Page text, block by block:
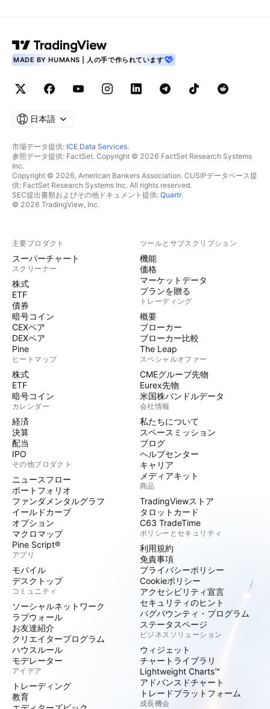
MADE BY HUMANS | 人の手で作られています
日本語
市場データ提供: ICE Data Services.
参照データ提供: FactSet. Copyright © 2026 FactSet Research Systems
Inc.
Copyright © 2026, American Bankers Association. CUSIPデータベース提
供: FactSet Research Systems Inc. All rights reserved.
SEC提出書類およびその他ドキュメント提供: Quartr.
© 2026 TradingView, Inc.
主要プロダクト
スーパーチャート
スクリーナー
株式
ETF
債券
暗号コイン
CEXペア
DEXペア
Pine
ヒートマップ
株式
ETF
暗号コイン
カレンダー
経済
決算
配当
IPO
その他プロダクト
ニュースフロー
ポートフォリオ
ファンダメンタルグラフ
イールドカーブ
オプション
マクロマップ
Pine Script®
アプリ
モバイル
デスクトップ
コミュニティ
ソーシャルネットワーク
ラブウォール
お友達紹介
クリエイタープログラム
ハウスルール
モデレーター
アイデア
トレーディング
教育
ツールとサブスクリプション
機能
価格
マーケットデータ
プランを贈る
トレーディング
概要
ブローカー
ブローカー比較
The Leap
スペシャルオファー
CMEグループ先物
Eurex先物
米国株バンドルデータ
会社情報
私たちについて
スペースミッション
ブログ
ヘルプセンター
キャリア
メディアキット
商品
TradingViewストア
タロットカード
C63 TradeTime
ポリシーとセキュリティ
利用規約
免責事項
プライバシーポリシー
Cookieポリシー
アクセシビリティ宣言
セキュリティのヒント
バグバウンティ・プログラム
ステータスページ
ビジネスソリューション
ウィジェット
チャートライブラリ
Lightweight Charts™
アドバンスドチャート
トレードプラットフォーム
成長機会